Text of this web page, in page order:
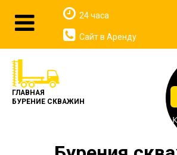
ГЛАВНАЯ
БУРЕНИЕ СКВАЖИН
24 часа
Сайт в Аренду